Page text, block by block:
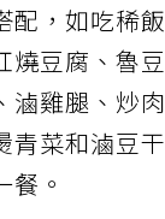
配，如吃稀
燒豆腐、魯
滷雞腿、炒
青菜和滷豆
餐。